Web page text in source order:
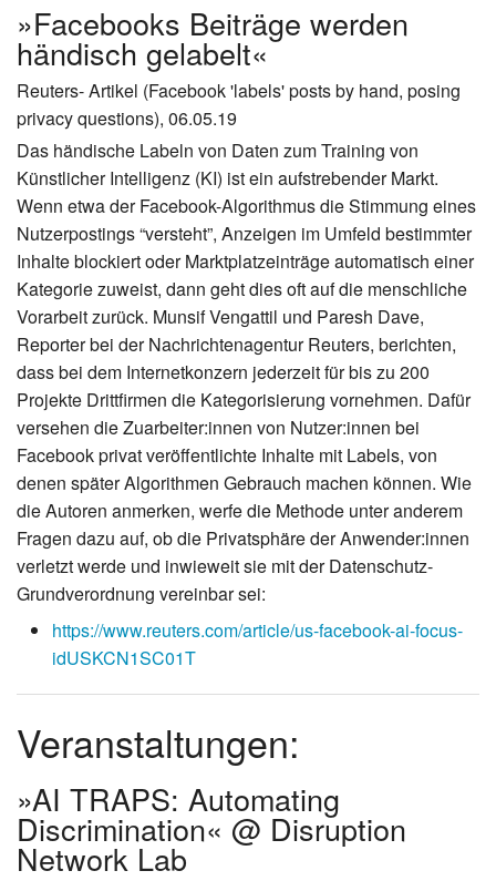
»Facebooks Beiträge werden
händisch gelabelt«
Reuters- Artikel (Facebook 'labels' posts by hand, posing
privacy questions), 06.05.19
Das händische Labeln von Daten zum Training von
Künstlicher Intelligenz (KI) ist ein aufstrebender Markt.
Wenn etwa der Facebook-Algorithmus die Stimmung eines
Nutzerpostings “versteht”, Anzeigen im Umfeld bestimmter
Inhalte blockiert oder Marktplatzeinträge automatisch einer
Kategorie zuweist, dann geht dies oft auf die menschliche
Vorarbeit zurück. Munsif Vengattil und Paresh Dave,
Reporter bei der Nachrichtenagentur Reuters, berichten,
dass bei dem Internetkonzern jederzeit für bis zu 200
Projekte Drittfirmen die Kategorisierung vornehmen. Dafür
versehen die Zuarbeiter:innen von Nutzer:innen bei
Facebook privat veröffentlichte Inhalte mit Labels, von
denen später Algorithmen Gebrauch machen können. Wie
die Autoren anmerken, werfe die Methode unter anderem
Fragen dazu auf, ob die Privatsphäre der Anwender:innen
verletzt werde und inwieweit sie mit der Datenschutz-
Grundverordnung vereinbar sei:
https://www.reuters.com/article/us-facebook-ai-focus-
idUSKCN1SC01T
Veranstaltungen:
»AI TRAPS: Automating
Discrimination« @ Disruption
Network Lab